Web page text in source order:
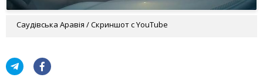
Саудівська Аравія / Скриншот с YouTube